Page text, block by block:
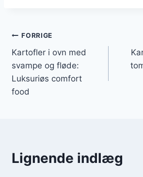
Indlægsnavigation
FORRIGE
Kartofler i ovn med
svampe og fløde:
Luksuriøs comfort
food
Lignende indlæg